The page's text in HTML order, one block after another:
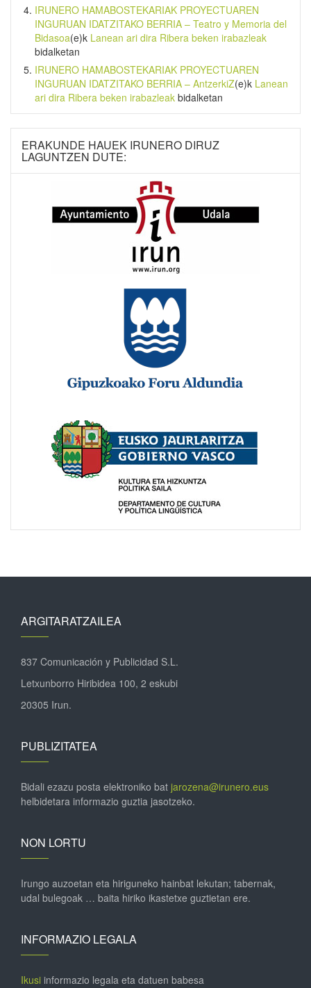
IRUNERO HAMABOSTEKARIAK PROYECTUAREN
INGURUAN IDATZITAKO BERRIA – Teatro y Memoria del
Bidasoa(e)k Lanean ari dira Ribera beken irabazleak
bidalketan
IRUNERO HAMABOSTEKARIAK PROYECTUAREN
INGURUAN IDATZITAKO BERRIA – AntzerkiZ(e)k Lanean
ari dira Ribera beken irabazleak bidalketan
ERAKUNDE HAUEK IRUNERO DIRUZ
LAGUNTZEN DUTE:
ARGITARATZAILEA
837 Comunicación y Publicidad S.L.
Letxunborro Hiribidea 100, 2 eskubi
20305 Irun.
PUBLIZITATEA
Bidali ezazu posta elektroniko bat jarozena@irunero.eus
helbidetara informazio guztia jasotzeko.
NON LORTU
Irungo auzoetan eta hiriguneko hainbat lekutan; tabernak,
udal bulegoak … baita hiriko ikastetxe guztietan ere.
INFORMAZIO LEGALA
Ikusi informazio legala eta datuen babesa